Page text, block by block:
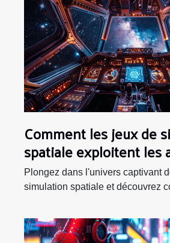
Comment les jeux de
spatiale exploitent les
technologiques en
Plongez dans l'univers captivant
simulation spatiale et découvrez